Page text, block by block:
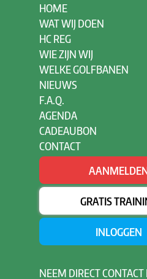
HOME
WAT WIJ DOEN
HC REG
WIE ZIJN WIJ
WELKE GOLFBANEN
NIEUWS
F.A.Q.
AGENDA
CADEAUBON
CONTACT
GRATIS
INLOGGEN
NEEM DIRECT